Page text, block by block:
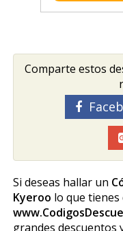
Comparte estos
Si deseas hallar un
Kyeroo lo que
grandes descuentos